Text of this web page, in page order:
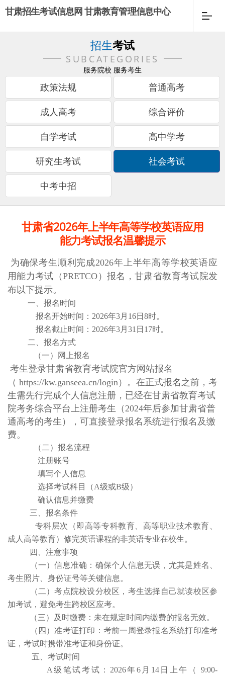
甘肃招生考试信息网 甘肃教育管理信息中心
招生考试
SUBCATEGORIES
服务院校 服务考生
政策法规 普通高考
成人高考 综合评价
自学考试 高中学考
研究生考试 社会考试
中考中招
甘肃省2026年上半年高等学校英语应用
能力考试报名温馨提示
为确保考生顺利完成2026年上半年高等学校英语应
用能力考试（PRETCO）报名，甘肃省教育考试院发
布以下提示。
一、报名时间
报名开始时间：2026年3月16日8时。
报名截止时间：2026年3月31日17时。
二、报名方式
（一）网上报名
考生登录甘肃省教育考试院官方网站报名
（ https://kw.ganseea.cn/login）。在正式报名之前，考
生需先行完成个人信息注册，已经在甘肃省教育考试
院考务综合平台上注册考生（2024年后参加甘肃省普
通高考的考生），可直接登录报名系统进行报名及缴
费。
（二）报名流程
注册账号
填写个人信息
选择考试科目（A级或B级）
确认信息并缴费
三、报名条件
专科层次（即高等专科教育、高等职业技术教育、
成人高等教育）修完英语课程的非英语专业在校生。
四、注意事项
（一）信息准确： 确保个人信息无误，尤其是姓名、
考生照片、身份证号等关键信息。
（二）考点院校设分校区，考生选择自己就读校区参
加考试，避免考生跨校区应考。
（三）及时缴费： 未在规定时间内缴费的报名无效。
（四）准考证打印： 考前一周登录报名系统打印准考
证，考试时携带准考证和身份证。
五、考试时间
A级笔试考试：2026年6月14日上午（ 9:00-